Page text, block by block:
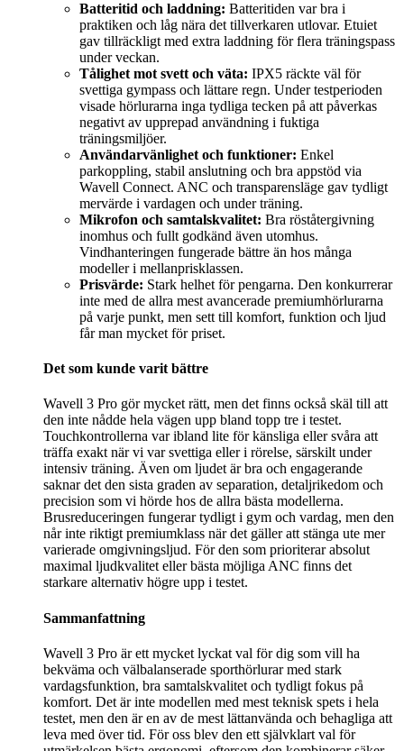
Batteritid och laddning: Batteritiden var bra i
praktiken och låg nära det tillverkaren utlovar. Etuiet
gav tillräckligt med extra laddning för flera träningspass
under veckan.
Tålighet mot svett och väta: IPX5 räckte väl för
svettiga gympass och lättare regn. Under testperioden
visade hörlurarna inga tydliga tecken på att påverkas
negativt av upprepad användning i fuktiga
träningsmiljöer.
Användarvänlighet och funktioner: Enkel
parkoppling, stabil anslutning och bra appstöd via
Wavell Connect. ANC och transparensläge gav tydligt
mervärde i vardagen och under träning.
Mikrofon och samtalskvalitet: Bra röståtergivning
inomhus och fullt godkänd även utomhus.
Vindhanteringen fungerade bättre än hos många
modeller i mellanprisklassen.
Prisvärde: Stark helhet för pengarna. Den konkurrerar
inte med de allra mest avancerade premiumhörlurarna
på varje punkt, men sett till komfort, funktion och ljud
får man mycket för priset.
Det som kunde varit bättre
Wavell 3 Pro gör mycket rätt, men det finns också skäl till att
den inte nådde hela vägen upp bland topp tre i testet.
Touchkontrollerna var ibland lite för känsliga eller svåra att
träffa exakt när vi var svettiga eller i rörelse, särskilt under
intensiv träning. Även om ljudet är bra och engagerande
saknar det den sista graden av separation, detaljrikedom och
precision som vi hörde hos de allra bästa modellerna.
Brusreduceringen fungerar tydligt i gym och vardag, men den
når inte riktigt premiumklass när det gäller att stänga ute mer
varierade omgivningsljud. För den som prioriterar absolut
maximal ljudkvalitet eller bästa möjliga ANC finns det
starkare alternativ högre upp i testet.
Sammanfattning
Wavell 3 Pro är ett mycket lyckat val för dig som vill ha
bekväma och välbalanserade sporthörlurar med stark
vardagsfunktion, bra samtalskvalitet och tydligt fokus på
komfort. Det är inte modellen med mest teknisk spets i hela
testet, men den är en av de mest lättanvända och behagliga att
leva med över tid. För oss blev den ett självklart val för